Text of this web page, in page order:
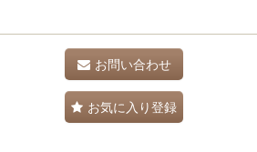
お問い合わせ
お気に入り登録